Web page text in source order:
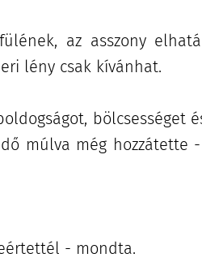
az asszony
lény csak kívánhat.
bölcsességet
múlva még hozzátette
- mondta.